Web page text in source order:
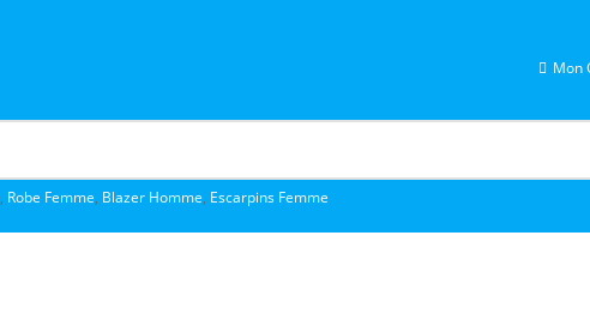
Mon
, Robe Femme, Blazer Homme, Escarpins Femme